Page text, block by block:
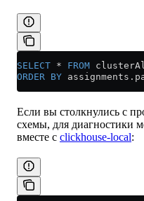
SELECT * FROM
ORDER BY assignments .
Если вы столкнулись с
схемы, для диагностики
вместе с clickhouse-local: